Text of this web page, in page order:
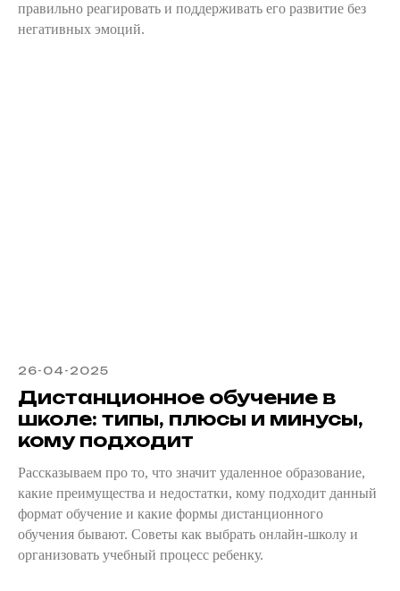
правильно реагировать и поддерживать его развитие без
негативных эмоций.
26-04-2025
Дистанционное обучение в
школе: типы, плюсы и минусы,
кому подходит
Рассказываем про то, что значит удаленное образование,
какие преимущества и недостатки, кому подходит данный
формат обучение и какие формы дистанционного
обучения бывают. Советы как выбрать онлайн-школу и
организовать учебный процесс ребенку.